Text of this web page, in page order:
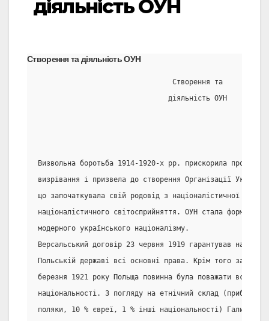
діяльність ОУН
Створення та діяльність ОУН
                                Створення та
                               діяльність ОУН
Визвольна боротьба 1914-1920-х рр. прискорила процес
визрівання і призвела до створення Організації
що започаткувала свій родовід з націоналістичної
націоналістичного світосприйняття. ОУН стала
модерного українського націоналізму.
Версальський договір 23 червня 1919 гарантував
Польській державі всі основні права. Крім того за
березня 1921 року Польща повинна була поважати всі
національності. З погляду на етнічний склад
поляки, 10 % євреї, 1 % інші національності) Галичина